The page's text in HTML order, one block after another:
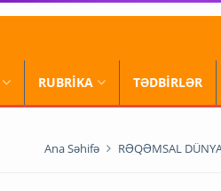
RUBRİKA TƏDBİRLƏR
Ana Səhifə RƏQƏMSAL